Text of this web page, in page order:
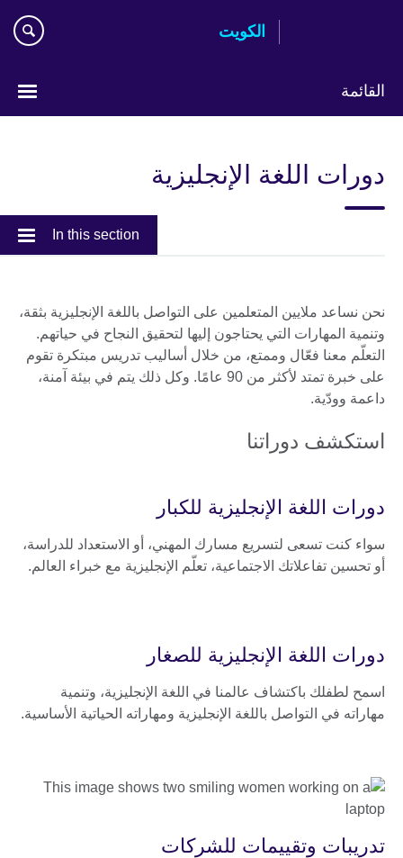
الكويت
القائمة
دورات اللغة الإنجليزية
In this section
نحن نساعد ملايين المتعلمين على التواصل باللغة الإنجليزية بثقة،
وتنمية المهارات التي يحتاجون إليها لتحقيق النجاح في حياتهم.
التعلّم معنا فعّال وممتع، من خلال أساليب تدريس مبتكرة تقوم
على خبرة تمتد لأكثر من 90 عامًا. وكل ذلك يتم في بيئة آمنة،
داعمة وودّية.
استكشف دوراتنا
دورات اللغة الإنجليزية للكبار
سواء كنت تسعى لتسريع مسارك المهني، أو الاستعداد للدراسة،
أو تحسين تفاعلاتك الاجتماعية، تعلّم الإنجليزية مع خبراء العالم.
دورات اللغة الإنجليزية للصغار
اسمح لطفلك باكتشاف عالمنا في اللغة الإنجليزية، وتنمية
مهاراته في التواصل باللغة الإنجليزية ومهاراته الحياتية الأساسية.
تدريبات وتقييمات للشركات